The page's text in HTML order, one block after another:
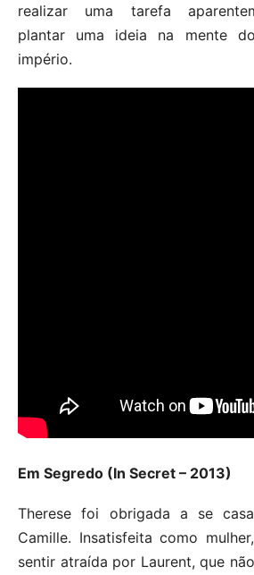
realizar uma tarefa
plantar uma ideia na mente
império.
Em Segredo (In Secret – 2013)
Therese foi obrigada a se
Camille. Insatisfeita como
sentir atraída por Laurent, que